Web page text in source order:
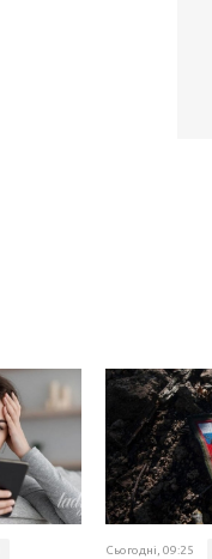
Сьогодні, 09:25